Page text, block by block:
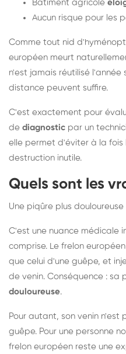
Bâtiment agricole
Aucun risque pour les
Comme tout nid
européen meurt
n'est jamais réutilisé l'année
distance peuvent suffire.
C'est exactement pour
de diagnostic par un
elle permet d'éviter à la fois
destruction inutile.
Quels sont les
Une piqûre plus
C'est une nuance médicale
comprise. Le frelon
que celui d'une guêpe, et
de venin. Conséquence : sa
douloureuse.
Pour autant, son venin n'est
guêpe. Pour une personne
frelon européen reste une